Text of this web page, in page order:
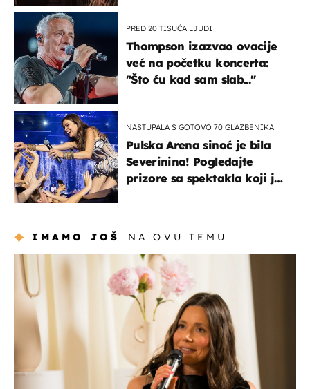
PRED 20 TISUĆA LJUDI
Thompson izazvao ovacije
već na početku koncerta:
"Što ću kad sam slab..."
NASTUPALA S GOTOVO 70 GLAZBENIKA
Pulska Arena sinoć je bila
Severinina! Pogledajte
prizore sa spektakla koji je
IMAMO JOŠ NA OVU TEMU
moda & ljepota